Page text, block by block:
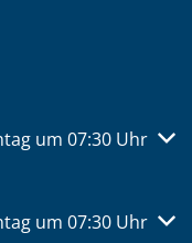
Schließzeiten
um 07:30 Uhr
Schließzeiten
um 07:30 Uhr